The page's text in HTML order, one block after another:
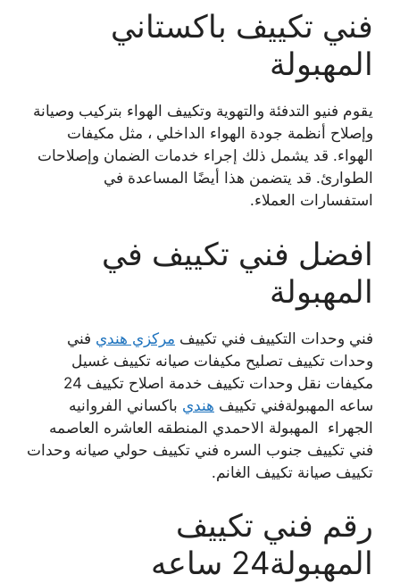
فني تكييف باكستاني
المهبولة
يقوم فنيو التدفئة والتهوية وتكييف الهواء بتركيب وصيانة
وإصلاح أنظمة جودة الهواء الداخلي ، مثل مكيفات
الهواء. قد يشمل ذلك إجراء خدمات الضمان وإصلاحات
الطوارئ. قد يتضمن هذا أيضًا المساعدة في
استفسارات العملاء.
افضل فني تكييف في
المهبولة
فني وحدات التكييف فني تكييف مركزي هندي فني
وحدات تكييف تصليح مكيفات صيانه تكييف غسيل
مكيفات نقل وحدات تكييف خدمة اصلاح تكييف 24
ساعه المهبولةفني تكييف هندي باكساني الفروانيه
الجهراء المهبولة الاحمدي المنطقه العاشره العاصمه
فني تكييف جنوب السره فني تكييف حولي صيانه وحدات
تكييف صيانة تكييف الغانم.
رقم فني تكييف
المهبولة24 ساعه